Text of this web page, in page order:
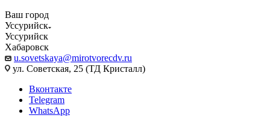
Ваш город
Уссурийск
Уссурийск
Хабаровск
u.sovetskaya@mirotvorecdv.ru
ул. Советская, 25 (ТД Кристалл)
Вконтакте
Telegram
WhatsApp